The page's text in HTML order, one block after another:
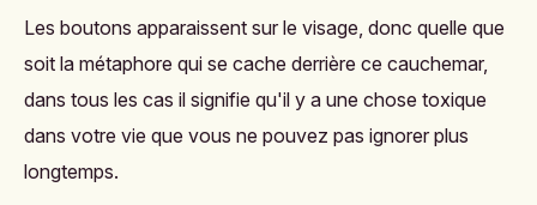
Les boutons apparaissent sur le visage, donc quelle que
soit la métaphore qui se cache derrière ce cauchemar,
dans tous les cas il signifie qu'il y a une chose toxique
dans votre vie que vous ne pouvez pas ignorer plus
longtemps.